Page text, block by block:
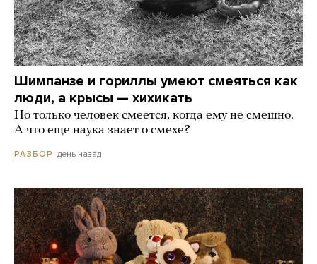
Шимпанзе и гориллы умеют смеяться как
люди, а крысы — хихикать
Но только человек смеется, когда ему не смешно.
А что еще наука знает о смехе?
РАЗБОР день назад